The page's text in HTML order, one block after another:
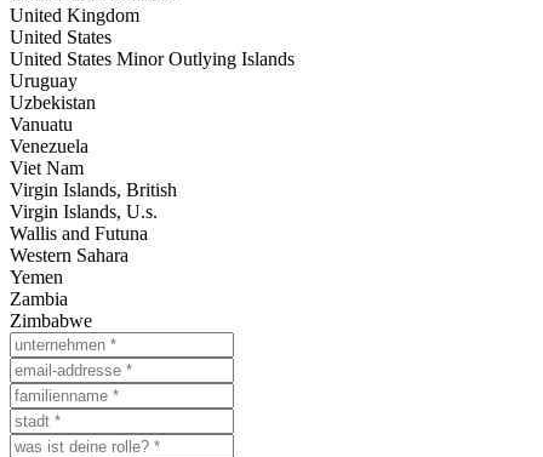
United Kingdom
United States
United States Minor Outlying Islands
Uruguay
Uzbekistan
Vanuatu
Venezuela
Viet Nam
Virgin Islands, British
Virgin Islands, U.s.
Wallis and Futuna
Western Sahara
Yemen
Zambia
Zimbabwe